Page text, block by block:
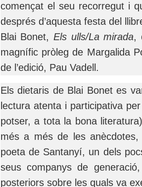
començat el seu recorregut i
després d’aquesta festa del
Blai Bonet, Els ulls/La mirada,
magnífic pròleg de Margalida
de l’edició, Pau Vadell.
Els dietaris de Blai Bonet es
lectura atenta i participativa
potser, a tota la bona
més a més de les
poeta de Santanyí, un dels
seus companys de
posteriors sobre les quals va